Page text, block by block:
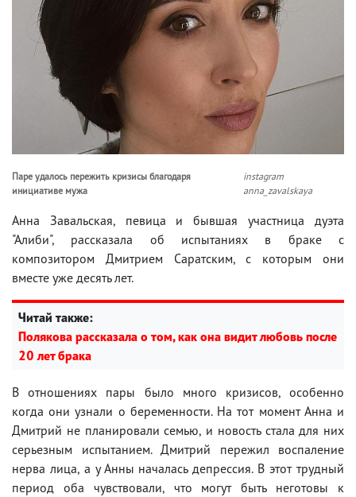
Паре удалось пережить кризисы благодаря
инициативе мужа
instagram
anna_zavalskaya
Анна Завальская, певица и бывшая участница дуэта
"Алиби", рассказала об испытаниях в браке с
композитором Дмитрием Саратским, с которым они
вместе уже десять лет.
Читай также:
Полякова рассказала о том, как она видит любовь после
20 лет брака
В отношениях пары было много кризисов, особенно
когда они узнали о беременности. На тот момент Анна и
Дмитрий не планировали семью, и новость стала для них
серьезным испытанием. Дмитрий пережил воспаление
нерва лица, а у Анны началась депрессия. В этот трудный
период оба чувствовали, что могут быть неготовы к